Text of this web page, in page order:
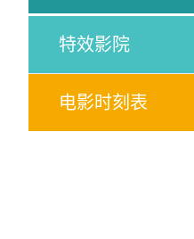
特效影院
电影时刻表